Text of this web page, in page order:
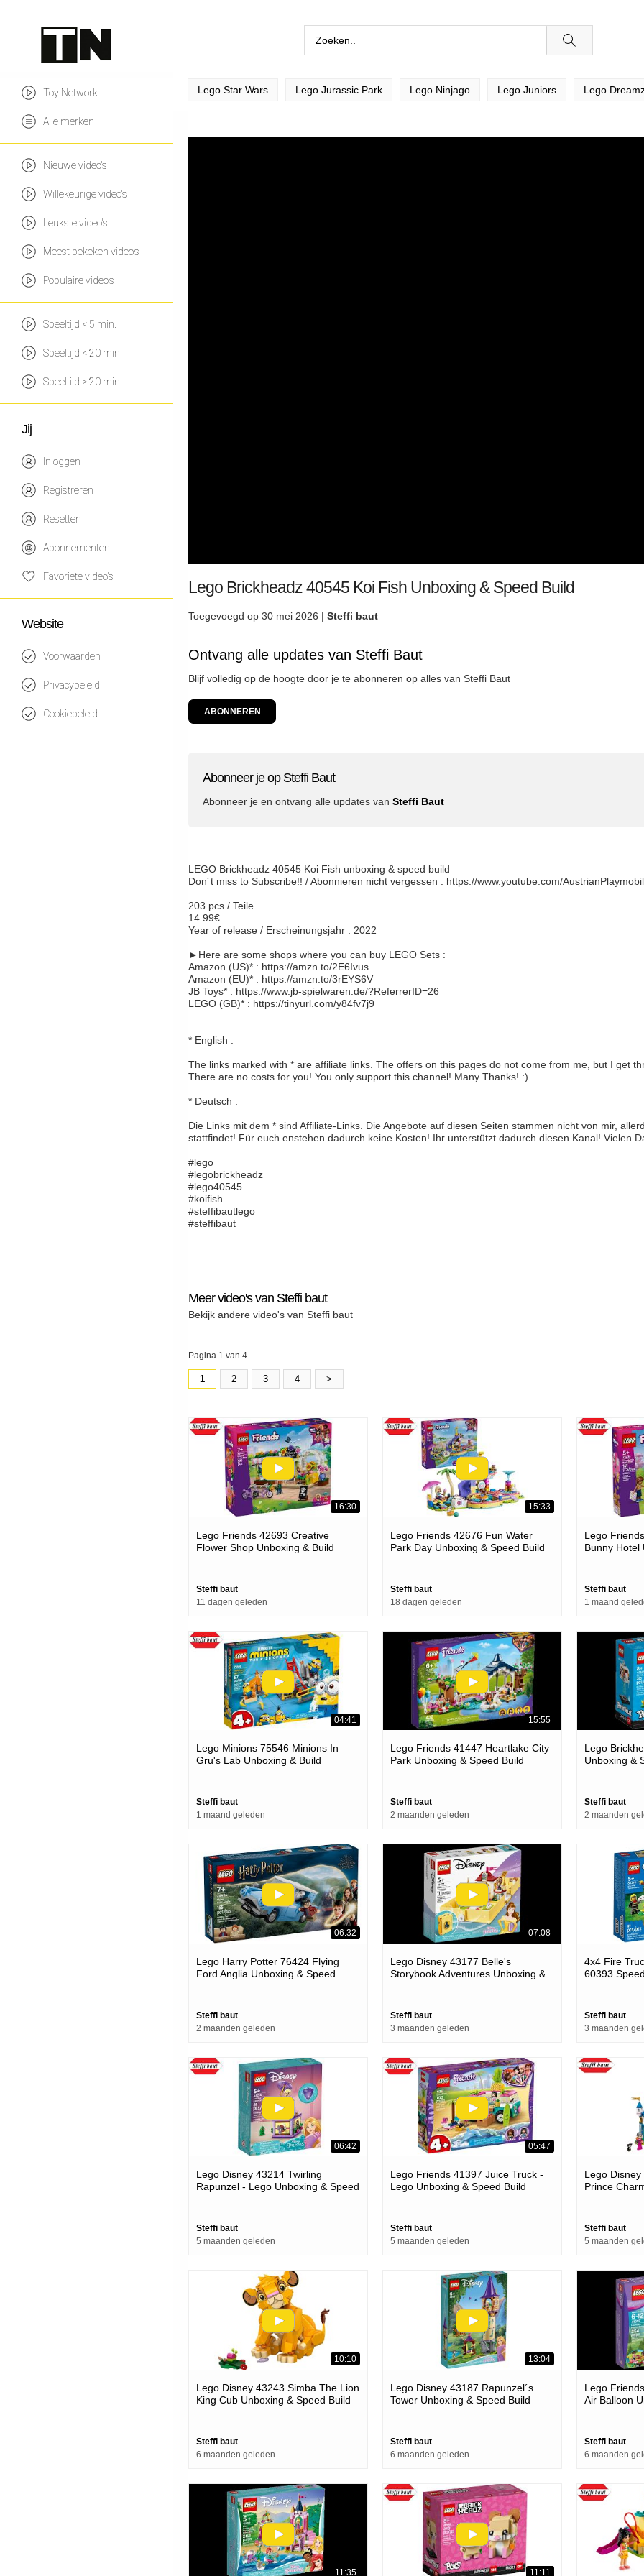
Toy Network
Alle merken
Nieuwe video's
Willekeurige video's
Leukste video's
Meest bekeken video's
Populaire video's
Speeltijd < 5 min.
Speeltijd < 20 min.
Speeltijd > 20 min.
Jij
Inloggen
Registreren
Resetten
Abonnementen
Favoriete video's
Website
Voorwaarden
Privacybeleid
Cookiebeleid
Lego Star Wars Lego Jurassic Park Lego Ninjago Lego Juniors Lego
Lego Brickheadz 40545 Koi Fish Unboxing & Speed Build
Toegevoegd op 30 mei 2026 | Steffi baut
Ontvang alle updates van Steffi Baut
Blijf volledig op de hoogte door je te abonneren op alles van Steffi Baut
ABONNEREN
Abonneer je op Steffi Baut
Abonneer je en ontvang alle updates van Steffi Baut
LEGO Brickheadz 40545 Koi Fish unboxing & speed build
Don´t miss to Subscribe!! / Abonnieren nicht vergessen : https://www.youtube.com/
203 pcs / Teile
14.99€
Year of release / Erscheinungsjahr : 2022
►Here are some shops where you can buy LEGO Sets :
Amazon (US)* : https://amzn.to/2E6Ivus
Amazon (EU)* : https://amzn.to/3rEYS6V
JB Toys* : https://www.jb-spielwaren.de/?ReferrerID=26
LEGO (GB)* : https://tinyurl.com/y84fv7j9
* English :
The links marked with * are affiliate links. The offers on this pages do not come from me, but I get
There are no costs for you! You only support this channel! Many Thanks! :)
* Deutsch :
Die Links mit dem * sind Affiliate-Links. Die Angebote auf diesen Seiten stammen nicht von mir,
stattfindet! Für euch enstehen dadurch keine Kosten! Ihr unterstützt dadurch diesen Kanal! Vielen
#lego
#legobrickheadz
#lego40545
#koifish
#steffibautlego
#steffibaut
Meer video's van Steffi baut
Bekijk andere video's van Steffi baut
Pagina 1 van 4
1 2 3 4 >
16:30
Lego Friends 42693 Creative
Flower Shop Unboxing & Build
Steffi baut
11 dagen geleden
15:33
Lego Friends 42676 Fun Water
Park Day Unboxing & Speed Build
Steffi baut
18 dagen geleden
Lego
Bunny Hotel
Steffi baut
1 maand
04:41
Lego Minions 75546 Minions In
Gru's Lab Unboxing & Build
Steffi baut
1 maand geleden
15:55
Lego Friends 41447 Heartlake City
Park Unboxing & Speed Build
Steffi baut
2 maanden geleden
Lego
Unboxing &
Steffi baut
2 maanden
06:32
Lego Harry Potter 76424 Flying
Ford Anglia Unboxing & Speed
Steffi baut
2 maanden geleden
07:08
Lego Disney 43177 Belle's
Storybook Adventures Unboxing &
Steffi baut
3 maanden geleden
4x4 Fire
60393
Steffi baut
3 maanden
06:42
Lego Disney 43214 Twirling
Rapunzel - Lego Unboxing & Speed
Steffi baut
5 maanden geleden
05:47
Lego Friends 41397 Juice Truck -
Lego Unboxing & Speed Build
Steffi baut
5 maanden geleden
Lego
Prince
Steffi baut
5 maanden
10:10
Lego Disney 43243 Simba The Lion
King Cub Unboxing & Speed Build
Steffi baut
6 maanden geleden
13:04
Lego Disney 43187 Rapunzel´s
Tower Unboxing & Speed Build
Steffi baut
6 maanden geleden
Lego
Air Balloon
Steffi baut
6 maanden
11:35 11:11